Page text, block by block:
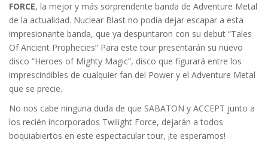
FORCE, la mejor y más sorprendente banda de Adventure Metal
de la actualidad. Nuclear Blast no podía dejar escapar a esta
impresionante banda, que ya despuntaron con su debut “Tales
Of Ancient Prophecies” Para este tour presentarán su nuevo
disco “Heroes of Mighty Magic”, disco que figurará entre los
imprescindibles de cualquier fan del Power y el Adventure Metal
que se precie.
No nos cabe ninguna duda de que SABATON y ACCEPT junto a
los recién incorporados Twilight Force, dejarán a todos
boquiabiertos en este espectacular tour, ¡te esperamos!